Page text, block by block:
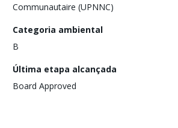
Communautaire (UPNNC)
Categoria ambiental
B
Última etapa alcançada
Board Approved